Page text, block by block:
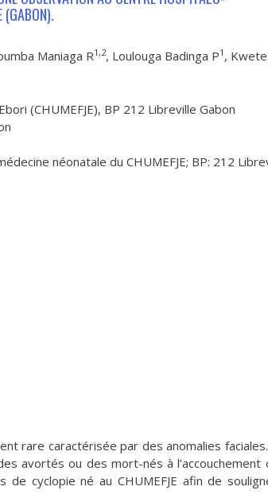
(GABON).
Maniaga R1,2, Loulouga Badinga P1 ,
(CHUMEFJE), BP 212 Libreville Gabon
néonatale du CHUMEFJE; BP: 212
rare caractérisée par des anomalies faciales.
avortés ou des mort-nés à l’accouchement
cyclopie né au CHUMEFJE afin de